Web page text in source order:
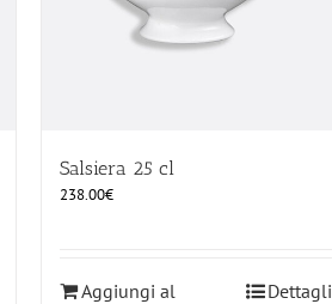
Salsiera 25 cl
238.00€
Aggiungi al
Dettagli